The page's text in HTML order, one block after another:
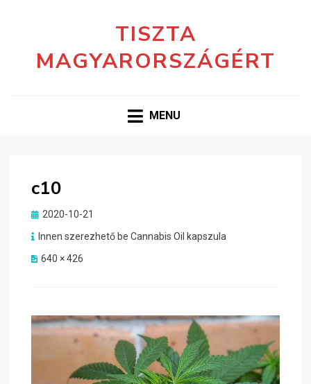
TISZTA
MAGYARORSZÁGÉRT
MENU
c10
Posted
2020-10-21
Innen szerezhető be Cannabis Oil kapszula
640 × 426